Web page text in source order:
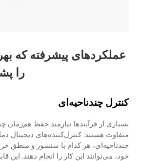
عملکردهای پیشرفته که
را
کنترل چندناحیه‌ای
بسیاری از فرآیندها نیازمند حفظ هم‌زمان
متفاوت هستند. کنترل‌کننده‌های دیجیتال
چندناحیه‌ای، هر کدام با سنسور و
خود، می‌توانند این کار را انجام دهند. این